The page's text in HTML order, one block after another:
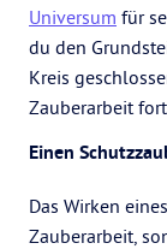
Universum für
du den
Kreis
Zauberarbeit
Einen
Das Wirken
Zauberarbeit,